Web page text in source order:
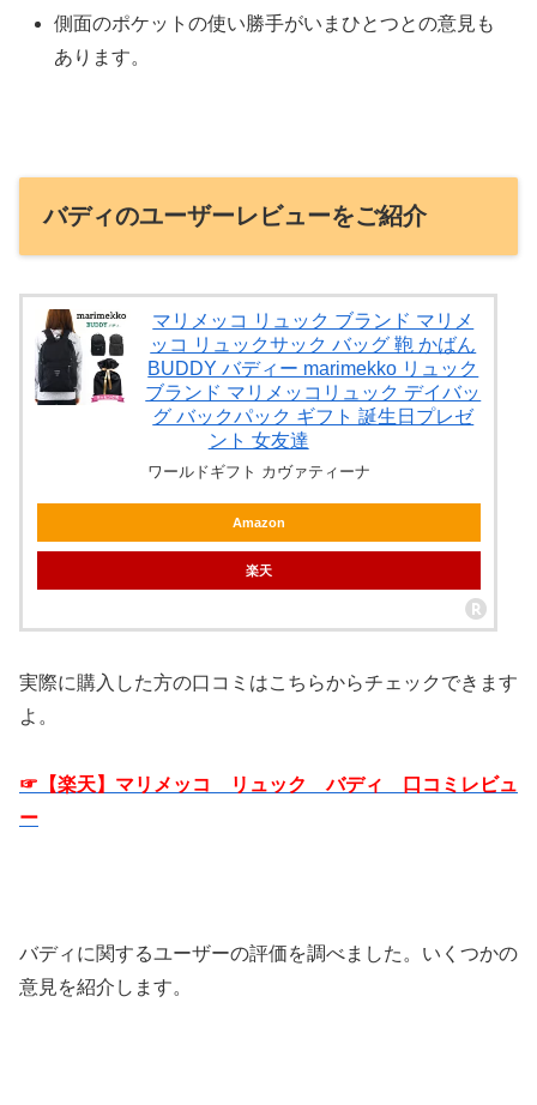
側面のポケットの使い勝手がいまひとつとの意見も
あります。
バディのユーザーレビューをご紹介
マリメッコ リュック ブランド マリメ
ッコ リュックサック バッグ 鞄 かばん
BUDDY バディー marimekko リュック
ブランド マリメッコリュック デイバッ
グ バックパック ギフト 誕生日プレゼ
ント 女友達
ワールドギフト カヴァティーナ
Amazon
楽天
実際に購入した方の口コミはこちらからチェックできます
よ。
☞【楽天】マリメッコ リュック バディ 口コミレビュ
ー
バディに関するユーザーの評価を調べました。いくつかの
意見を紹介します。